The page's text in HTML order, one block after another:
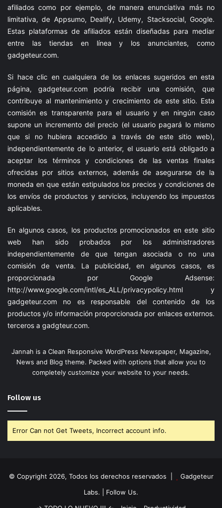
afiliados como por ejemplo, de manera enunciativa más no
limitativa, de Appsumo, Dealify, Udemy, Stacksocial, Google.
Estas plataformas de afiliados están diseñadas para mediar
entre las tiendas en línea y los anunciantes, como
gadgeteur.com.
Si hace clic en cualquiera de los enlaces sugeridos en esta
página, gadgeteur.com podría recibir una comisión, que
contribuye al mantenimiento y crecimiento de este sitio. Esta
comisión es transparente para el usuario y en ningún caso
supone un incremento del precio (el usuario pagará lo mismo
que si no hubiera accedido a través de este sitio web),
independientemente de lo anterior, el usuario está obligado a
aceptar los términos y condiciones de las ventas finales
ofrecidas por sitios externos, además de asegurarse de la
moneda en que están estipulados los precios y condiciones de
los envíos de productos y servicios, incluyendo los impuestos
aplicables.
En algunos casos, los productos promocionados en este sitio
web han sido probados por los administradores
independientemente de que tengan asociada o no una
comisión de venta. La publicidad, en algunos casos, es
proporcionada por Google Adsense:
http://www.google.com/intl/es_ALL/privacypolicy.html y
gadgeteur.com no es responsable del contenido de los
productos y/o información proporcionada por enlaces externos.
terceros a gadgteur.com.
Jannah is a Clean Responsive WordPress Newspaper, Magazine,
News and Blog theme. Packed with options that allow you to
completely customize your website to your needs.
Follow us
Error Can not Get Tweets, Incorrect account info.
© Copyright 2026, Todos los derechos reservados |
Gadgeteur
Labs. | Follow Us.